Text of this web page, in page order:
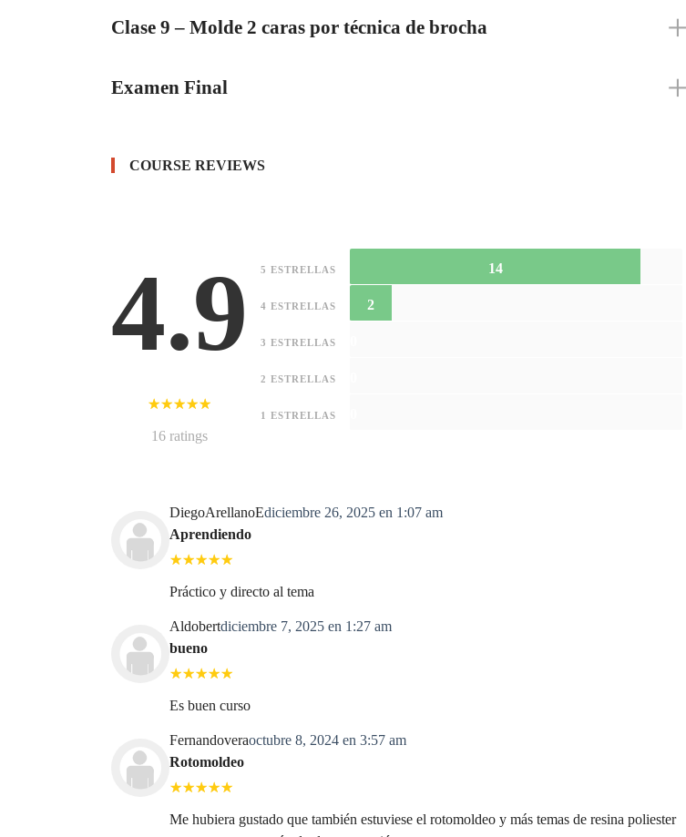
Clase 9 – Molde 2 caras por técnica de brocha
Examen Final
COURSE REVIEWS
4.9
16 ratings
5 ESTRELLAS 14
4 ESTRELLAS 2
3 ESTRELLAS
2 ESTRELLAS
1 ESTRELLAS
DiegoArellanoEdiciembre 26, 2025 en 1:07 am
Aprendiendo
Práctico y directo al tema
Aldobertdiciembre 7, 2025 en 1:27 am
bueno
Es buen curso
Fernandoveraoctubre 8, 2024 en 3:57 am
Rotomoldeo
Me hubiera gustado que también estuviese el rotomoldeo y más temas de resina poliester